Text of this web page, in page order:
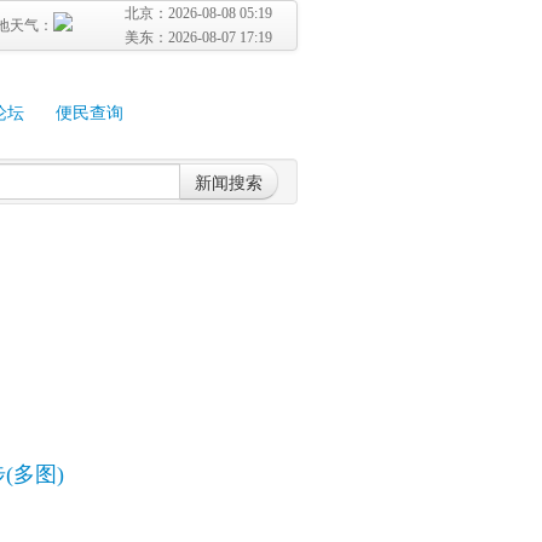
北京： 2026-08-08 05:19
美东： 2026-08-07 17:19
天气：
坛 便民查询
新闻搜索
(多图)